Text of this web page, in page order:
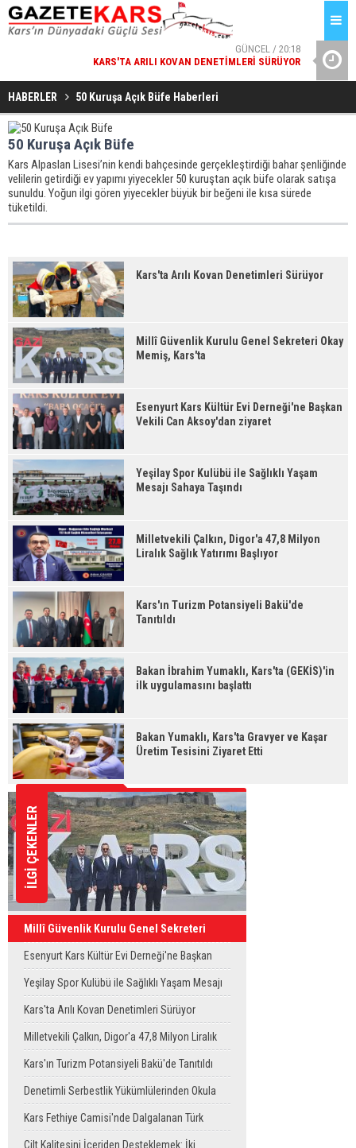
GÜNCEL / 20:18
KARS'TA ARILI KOVAN DENETIMLERI SÜRÜYOR
GÜNCEL / 20:17
MILLÎ GÜVENLIK KURULU GENEL SEKRETERI OKAY MEMIŞ,
HABERLER 50 Kuruşa Açık Büfe Haberleri
50 Kuruşa Açık Büfe
Kars Alpaslan Lisesi’nin kendi bahçesinde gerçekleştirdiği bahar şenliğinde
velilerin getirdiği ev yapımı yiyecekler 50 kuruştan açık büfe olarak satışa
sunuldu. Yoğun ilgi gören yiyecekler büyük bir beğeni ile kısa sürede
tüketildi.
Kars'ta Arılı Kovan Denetimleri Sürüyor
Millî Güvenlik Kurulu Genel Sekreteri Okay
Memiş, Kars'ta
Esenyurt Kars Kültür Evi Derneği'ne Başkan
Vekili Can Aksoy'dan ziyaret
Yeşilay Spor Kulübü ile Sağlıklı Yaşam
Mesajı Sahaya Taşındı
Milletvekili Çalkın, Digor'a 47,8 Milyon
Liralık Sağlık Yatırımı Başlıyor
Kars'ın Turizm Potansiyeli Bakü'de
Tanıtıldı
Bakan İbrahim Yumaklı, Kars'ta (GEKİS)'in
ilk uygulamasını başlattı
Bakan Yumaklı, Kars'ta Gravyer ve Kaşar
Üretim Tesisini Ziyaret Etti
İLGİ ÇEKENLER
Millî Güvenlik Kurulu Genel Sekreteri
Okay Memiş, Kars'ta
Esenyurt Kars Kültür Evi Derneği'ne Başkan
Vekili Can Aksoy'dan ziyaret
Yeşilay Spor Kulübü ile Sağlıklı Yaşam Mesajı
Sahaya Taşındı
Kars'ta Arılı Kovan Denetimleri Sürüyor
Milletvekili Çalkın, Digor'a 47,8 Milyon Liralık
Sağlık Yatırımı Başlıyor
Kars'ın Turizm Potansiyeli Bakü'de Tanıtıldı
Denetimli Serbestlik Yükümlülerinden Okula
Temizlik Desteği
Kars Fethiye Camisi'nde Dalgalanan Türk
Bayrağı Görenlerin Beğenisini Topladı
Cilt Kalitesini İçeriden Desteklemek: İki